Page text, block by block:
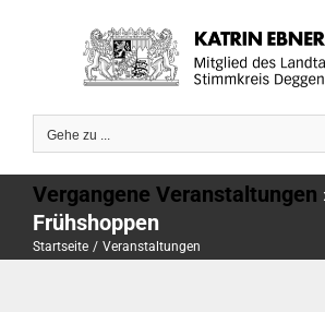
Gehe zu ...
Vergangene Veranstaltungen
Frühshoppen
Startseite Veranstaltungen